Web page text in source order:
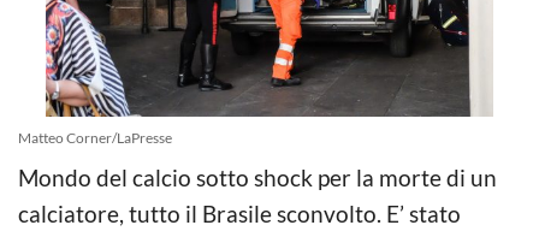
Matteo Corner/LaPresse
Mondo del calcio sotto shock per la morte di un
calciatore, tutto il Brasile sconvolto. E’ stato